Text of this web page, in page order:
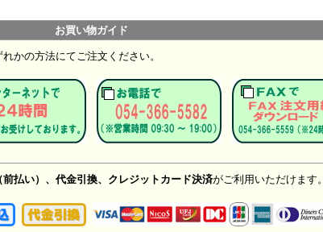
お買い物ガイド
かの方法にてご注文ください。
前払い）、代金引換、クレジットカード決済がご利用いただけます。